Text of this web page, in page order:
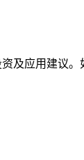
及应用建议